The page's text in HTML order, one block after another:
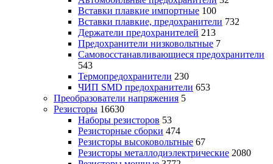
Вставки плавкие импортные 100
Вставки плавкие, предохранители 732
Держатели предохранителей 213
Предохранители низковольтные 7
Самовосстанавливающиеся предохранители
543
Термопредохранители 230
ЧИП SMD предохранители 653
Преобразователи напряжения 5
Резисторы 16630
Наборы резисторов 53
Резисторные сборки 474
Резисторы высоковольтные 67
Резисторы металлодиэлектрические 2080